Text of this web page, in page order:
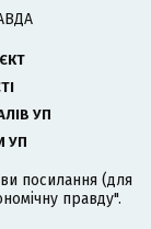
УП
УП
посилання (для
правду".